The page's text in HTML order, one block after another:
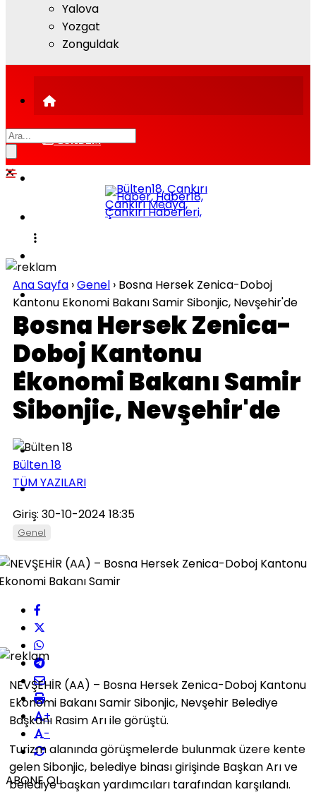
Yalova
Yozgat
Zonguldak
GÜNDEM
KÜLTÜR-SANAT
SPOR
EĞITIM
SAĞLIK
TEKNOLOJI
İLÇELER
Ana Sayfa ›Genel › Bosna Hersek Zenica-Doboj
Kantonu Ekonomi Bakanı Samir Sibonjic, Nevşehir'de
Bosna Hersek Zenica-
Doboj Kantonu
Ekonomi Bakanı Samir
Sibonjic, Nevşehir'de
Bülten 18
TÜM YAZILARI
Giriş: 30-10-2024 18:35
Genel
+
-
ABONE OL
NEVŞEHİR (AA) – Bosna Hersek Zenica-Doboj Kantonu
Ekonomi Bakanı Samir Sibonjic, Nevşehir Belediye
Başkanı Rasim Arı ile görüştü.
Turizm alanında görüşmelerde bulunmak üzere kente
gelen Sibonjic, belediye binası girişinde Başkan Arı ve
belediye başkan yardımcıları tarafından karşılandı.